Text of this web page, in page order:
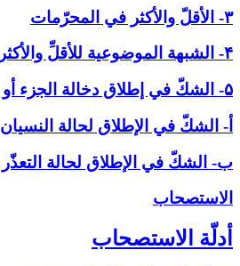
۳- الأقلّ والأكثر في المحرّمات
۴- الشبهة الموضوعية للأقلِّ والأكثر
۵- الشكّ في إطلاق دخالة الجزء أو الشرط
أ- الشكّ في الإطلاق لحالة النسيان
ب- الشكّ في الإطلاق لحالة التعذّر
الاستصحاب‏
أدلّة الاستصحاب‏